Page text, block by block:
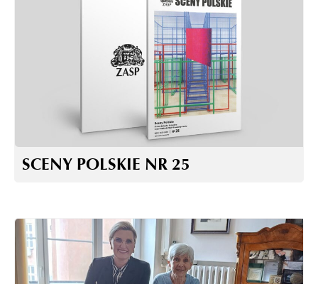
SCENY POLSKIE NR 25